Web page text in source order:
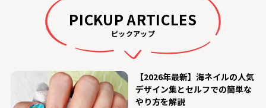
PICKUP ARTICLES
ピックアップ
【2026年最新】海ネイルの人気
デザイン集とセルフでの簡単な
やり方を解説